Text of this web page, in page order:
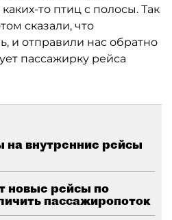
то птиц с полосы. Так
сказали, что
и отправили нас обратно
пассажирку рейса
на внутренние рейсы
новые рейсы по
пассажиропоток